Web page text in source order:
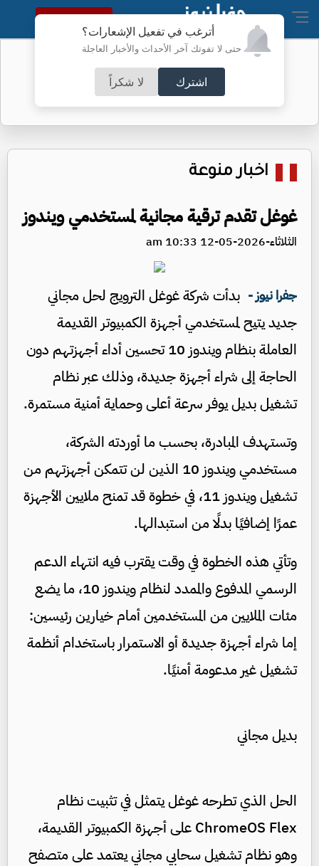
أترغب في تفعيل الإشعارات؟
حتى لا تفوتك آخر الأحداث والأخبار العاجلة
اشترك لا شكراً
النسخة الكاملة
اخبار منوعة
غوغل تقدم ترقية مجانية لمستخدمي ويندوز
الثلاثاء-2026-05-12 10:33 am
جفرا نيوز - بدأت شركة غوغل الترويج لحل مجاني
جديد يتيح لمستخدمي أجهزة الكمبيوتر القديمة
العاملة بنظام ويندوز 10 تحسين أداء أجهزتهم دون
الحاجة إلى شراء أجهزة جديدة، وذلك عبر نظام
تشغيل بديل يوفر سرعة أعلى وحماية أمنية مستمرة.
وتستهدف المبادرة، بحسب ما أوردته الشركة،
مستخدمي ويندوز 10 الذين لن تتمكن أجهزتهم من
تشغيل ويندوز 11، في خطوة قد تمنح ملايين الأجهزة
عمرًا إضافيًا بدلًا من استبدالها.
وتأتي هذه الخطوة في وقت يقترب فيه انتهاء الدعم
الرسمي المدفوع والممدد لنظام ويندوز 10، ما يضع
مئات الملايين من المستخدمين أمام خيارين رئيسين:
إما شراء أجهزة جديدة أو الاستمرار باستخدام أنظمة
تشغيل غير مدعومة أمنيًا.
بديل مجاني
الحل الذي تطرحه غوغل يتمثل في تثبيت نظام
ChromeOS Flex على أجهزة الكمبيوتر القديمة،
وهو نظام تشغيل سحابي مجاني يعتمد على متصفح